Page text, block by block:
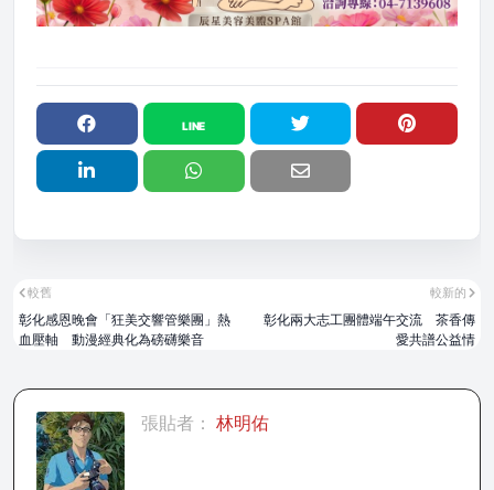
較新的
彰化兩大志工團體端午交流 茶香傳
愛共譜公益情
較舊
彰化感恩晚會「狂美交響管樂團」熱
血壓軸 動漫經典化為磅礴樂音
張貼者： 林明佑